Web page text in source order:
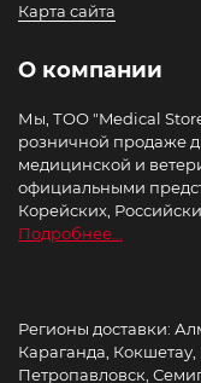
Карта сайта
О компании
Мы, ТОО "Medical
розничной продаже
медицинской и
официальными
Корейских,
Подробнее...
Регионы доставки:
Караганда,
Петропавловск,